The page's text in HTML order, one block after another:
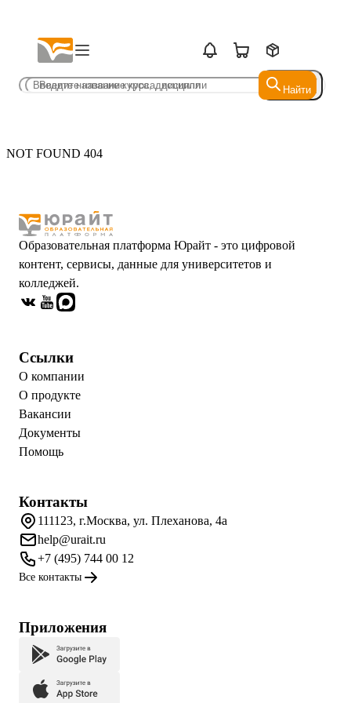
Найти
Найти
NOT FOUND 404
Образовательная платформа Юрайт - это цифровой
контент, сервисы, данные для университетов и
колледжей.
Ссылки
О компании
О продукте
Вакансии
Документы
Помощь
Контакты
111123, г.Москва, ул. Плеханова, 4а
help@urait.ru
+7 (495) 744 00 12
Все контакты
Приложения